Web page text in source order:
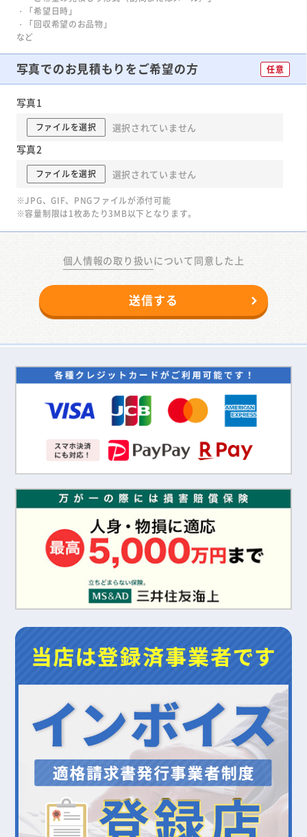
・「希望日時」
・「回収希望のお品物」
など
写真でのお見積もりをご希望の方 任意
写真1
ファイルを選択 選択されていません
写真2
ファイルを選択 選択されていません
※JPG、GIF、PNGファイルが添付可能
※容量制限は1枚あたり3MB以下となります。
個人情報の取り扱いについて同意した上